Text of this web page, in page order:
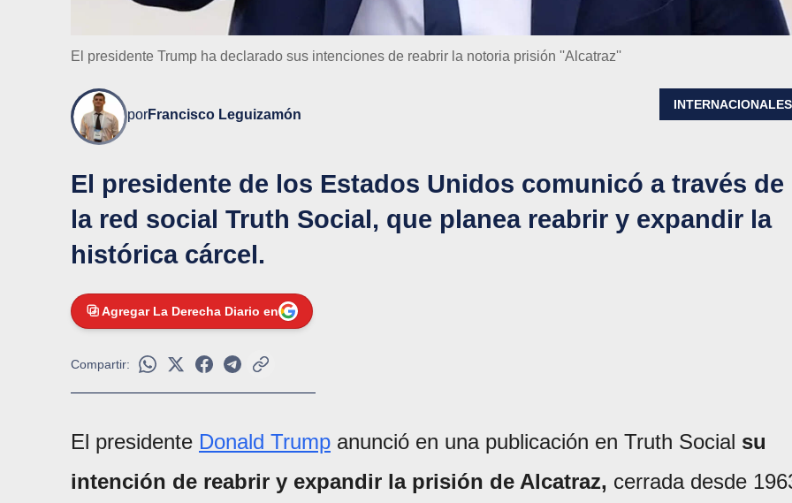
El presidente Trump ha declarado sus intenciones de reabrir la notoria prisión ''Alcatraz''
porFrancisco Leguizamón
INTERNACIONALES
El presidente de los Estados Unidos comunicó a través de
la red social Truth Social, que planea reabrir y expandir la
histórica cárcel.
Agregar La Derecha Diario en
Compartir:
El presidente Donald Trump anunció en una publicación en Truth Social su
intención de reabrir y expandir la prisión de Alcatraz, cerrada desde